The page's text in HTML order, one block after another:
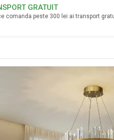
GRATUIT
comanda peste 300 lei ai transport